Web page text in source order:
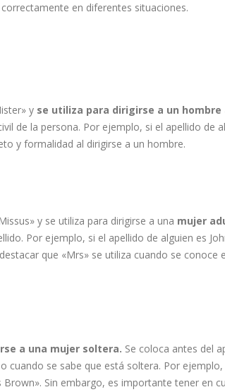
en diferentes situaciones.
y se utiliza para dirigirse a un hombre
de la persona. Por ejemplo, si el apellido de
y formalidad al dirigirse a un hombre.
y se utiliza para dirigirse a una mujer
Por ejemplo, si el apellido de alguien es
que «Mrs» se utiliza cuando se conoce
a una mujer soltera. Se coloca antes del
cuando se sabe que está soltera. Por
Sin embargo, es importante tener en